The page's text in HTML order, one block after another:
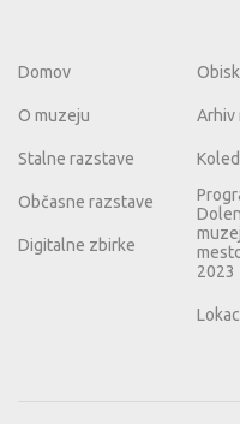
Domov
O muzeju
Stalne razstave
Občasne razstave
Digitalne zbirke
Arhiv
2023